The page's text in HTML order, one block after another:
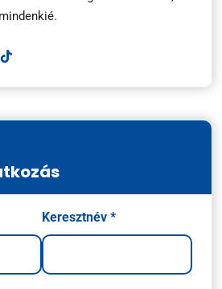
Keresztnév *